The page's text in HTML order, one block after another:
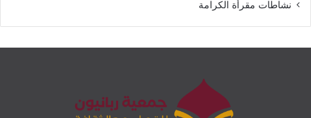
نشاطات مقرأة الكرامة